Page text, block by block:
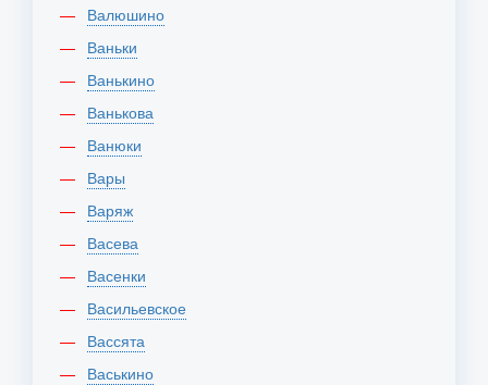
Валюшино
Ваньки
Ванькино
Ванькова
Ванюки
Вары
Варяж
Васева
Васенки
Васильевское
Вассята
Васькино